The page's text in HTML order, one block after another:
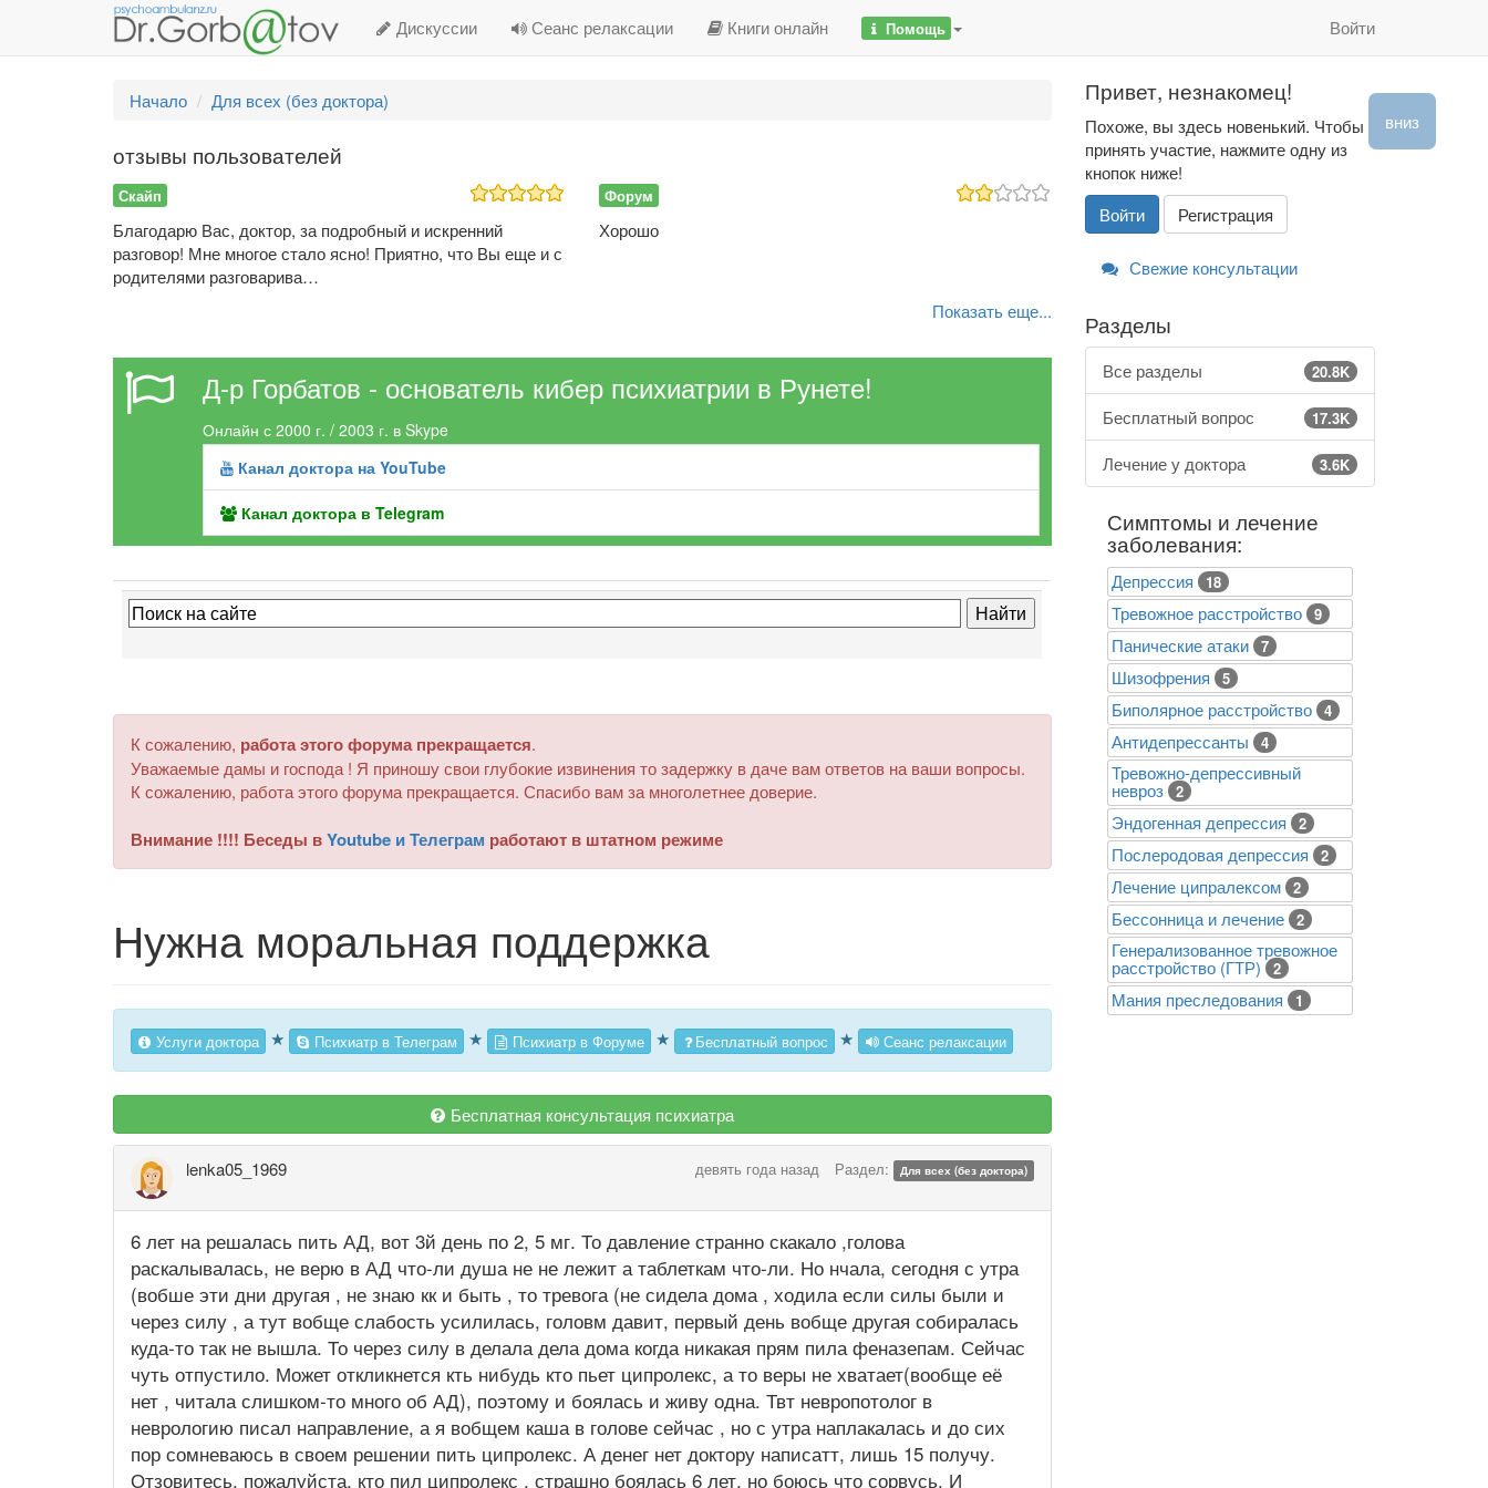
Дискуссии Сеанс релаксации Книги онлайн Помощь Войти
Начало Для всех (без доктора)
отзывы пользователей
Скайп
Благодарю Вас, доктор, за подробный и искренний
разговор! Мне многое стало ясно! Приятно, что Вы еще и с
родителями разговарива…
Форум
Хорошо
Показать еще...
Д-р Горбатов - основатель кибер психиатрии в Рунете!
Онлайн с 2000 г. / 2003 г. в Skype
Канал доктора на YouTube
Канал доктора в Telegram
К сожалению, работа этого форума прекращается.
Уважаемые дамы и господа ! Я приношу свои глубокие извинения то задержку в даче вам ответов на ваши вопросы.
К сожалению, работа этого форума прекращается. Спасибо вам за многолетнее доверие.
Внимание !!!! Беседы вYoutube и Телеграм работают в штатном режиме
Нужна моральная поддержка
вниз
Услуги доктора ★ Психиатр в Телеграм ★ Психиатр в Форуме ★ Бесплатный вопрос ★ Сеанс релаксации
Бесплатная консультация психиатра
lenka05_1969 девять года назад Раздел: Для всех (без доктора)
6 лет на решалась пить АД, вот 3й день по 2, 5 мг. То давление странно скакало ,голова
раскалывалась, не верю в АД что-ли душа не не лежит а таблеткам что-ли. Но нчала, сегодня с утра
(вобше эти дни другая , не знаю кк и быть , то тревога (не сидела дома , ходила если силы были и
через силу , а тут вобще слабость усилилась, головм давит, первый день вобще другая собиралась
куда-то так не вышла. То через силу в делала дела дома когда никакая прям пила феназепам. Сейчас
чуть отпустило. Может откликнется кть нибудь кто пьет ципролекс, а то веры не хватает(вообще её
нет , читала слишком-то много об АД), поэтому и боялась и живу одна. Твт невропотолог в
неврологию писал направление, а я вобщем каша в голове сейчас , но с утра наплакалась и до сих
пор сомневаюсь в своем решении пить ципролекс. А денег нет доктору написатт, лишь 15 получу.
Отзовитесь, пожалуйста, кто пил ципролекс , страшно боялась 6 лет, но боюсь что сорвусь. И
Привет, незнакомец!
Похоже, вы здесь новенький. Чтобы
принять участие, нажмите одну из
кнопок ниже!
Войти
Регистрация
Свежие консультации
Разделы
Все разделы 20.8K
Бесплатный вопрос 17.3K
Лечение у доктора 3.6K
Симптомы и лечение
заболевания:
Депрессия 18
Тревожное расстройство 9
Панические атаки 7
Шизофрения 5
Биполярное расстройство 4
Антидепрессанты 4
Тревожно-депрессивный
невроз 2
Эндогенная депрессия 2
Послеродовая депрессия 2
Лечение ципралексом 2
Бессонница и лечение 2
Генерализованное тревожное
расстройство (ГТР) 2
Mания преследования 1